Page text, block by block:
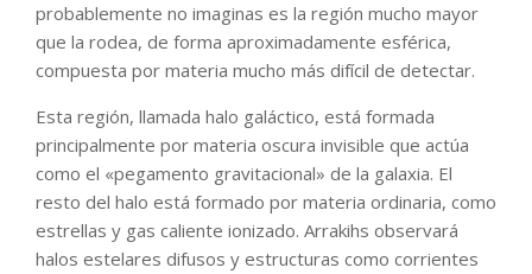
probablemente no imaginas es la región mucho mayor
que la rodea, de forma aproximadamente esférica,
compuesta por materia mucho más difícil de detectar.
Esta región, llamada halo galáctico, está formada
principalmente por materia oscura invisible que actúa
como el «pegamento gravitacional» de la galaxia. El
resto del halo está formado por materia ordinaria, como
estrellas y gas caliente ionizado. Arrakihs observará
halos estelares difusos y estructuras como corrientes